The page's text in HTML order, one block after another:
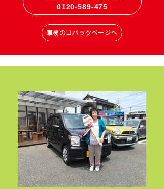
0120-589-475
車検のコバックページへ